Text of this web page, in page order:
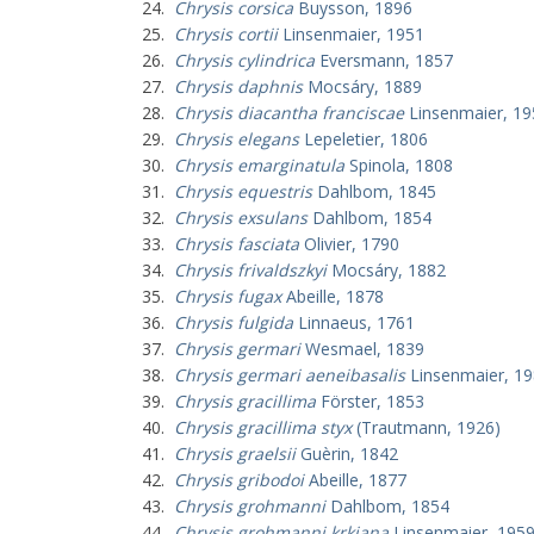
Chrysis corsica Buysson, 1896
Chrysis cortii Linsenmaier, 1951
Chrysis cylindrica Eversmann, 1857
Chrysis daphnis Mocsáry, 1889
Chrysis diacantha franciscae Linsenmaier,
Chrysis elegans Lepeletier, 1806
Chrysis emarginatula Spinola, 1808
Chrysis equestris Dahlbom, 1845
Chrysis exsulans Dahlbom, 1854
Chrysis fasciata Olivier, 1790
Chrysis frivaldszkyi Mocsáry, 1882
Chrysis fugaxAbeille, 1878
Chrysis fulgida Linnaeus, 1761
Chrysis germariWesmael, 1839
Chrysis germari aeneibasalis Linsenmaier,
Chrysis gracillima Förster, 1853
Chrysis gracillima styx(Trautmann, 1926)
Chrysis graelsiiGuèrin, 1842
Chrysis gribodoiAbeille, 1877
Chrysis grohmanni Dahlbom, 1854